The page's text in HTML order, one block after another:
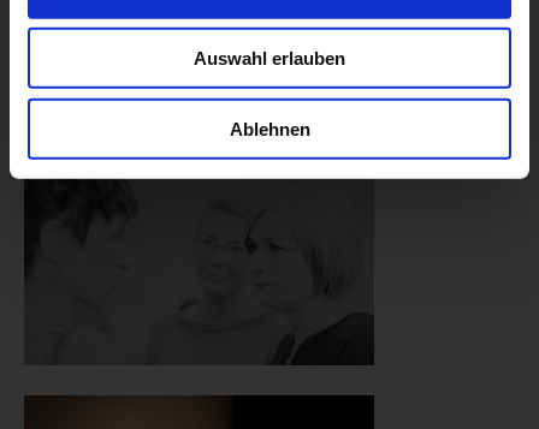
Auswahl erlauben
Ablehnen